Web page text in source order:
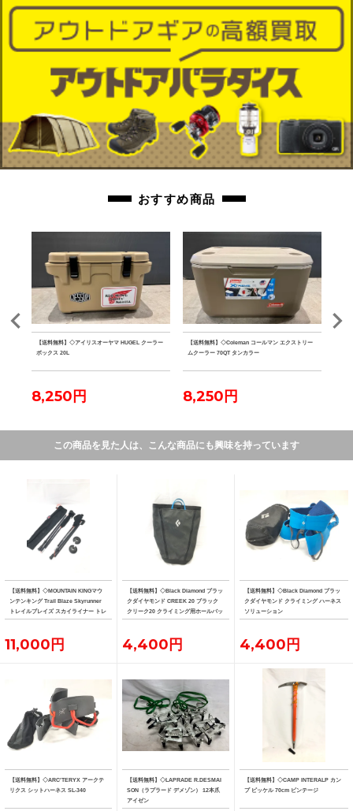
おすすめ商品
【送料無料】◇アイリスオーヤマ HUGEL クーラー
ボックス 20L
8,250円
【送料無料】◇Coleman コールマン エクストリー
ムクーラー 70QT タンカラー
8,250円
この商品を見た人は、こんな商品にも興味を持っています
【送料無料】◇MOUNTAIN KINGマウ
ンテンキング Trail Blaze Skyrunner
トレイルブレイズ スカイライナー トレ
ッキングポール 2本
11,000円
【送料無料】◇Black Diamond ブラッ
クダイヤモンド CREEK 20 ブラック
クリーク20 クライミング用ホールバッ
グ
4,400円
【送料無料】◇Black Diamond ブラッ
クダイヤモンド クライミング ハーネス
ソリューション
4,400円
【送料無料】◇ARC'TERYX アークテ
リクス シットハーネス SL-340
【送料無料】◇LAPRADE R.DESMAI
SON（ラプラード デメゾン） 12本爪
アイゼン
【送料無料】◇CAMP INTERALP カン
プ ピッケル 70cm ビンテージ